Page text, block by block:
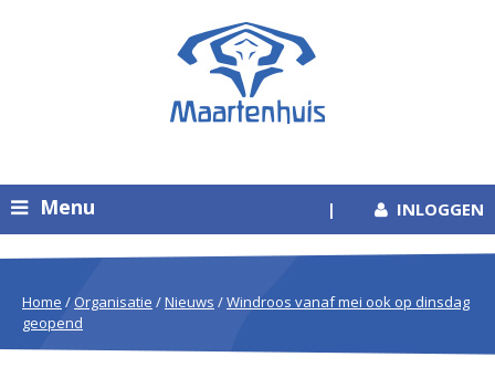
Menu | INLOGGEN
Home /Organisatie /Nieuws /Windroos vanaf mei ook op dinsdag
geopend